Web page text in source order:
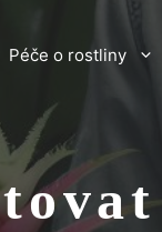
Péče o rostliny